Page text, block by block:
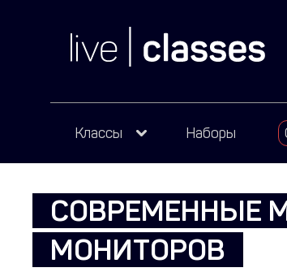
Классы Наборы
СОВРЕМЕННЫЕ
МОНИТОРОВ